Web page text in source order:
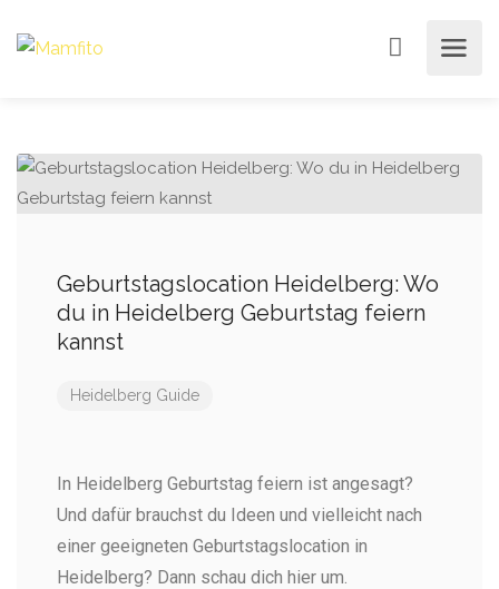
Geburtstagslocation Heidelberg: Wo
du in Heidelberg Geburtstag feiern
kannst
Heidelberg Guide
In Heidelberg Geburtstag feiern ist angesagt?
Und dafür brauchst du Ideen und vielleicht nach
einer geeigneten Geburtstagslocation in
Heidelberg? Dann schau dich hier um.